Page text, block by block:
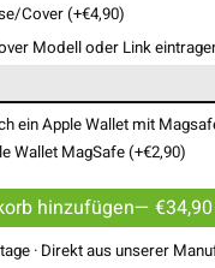
Cover (+€4,90)
Modell oder Link
ein Apple Wallet mit
Wallet MagSafe (+€2,90)
hinzufügen — €34,90
· Direkt aus unserer